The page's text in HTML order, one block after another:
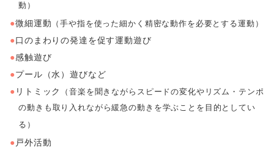
動）
微細運動 （手や指を使った細かく精密な動作を必要とする運動）
口のまわりの発達を促す運動遊び
感触遊び
プール（水）遊びなど
リトミック
（音楽を聞きながらスピードの変化やリズム・テンポ
の動きも取り入れながら緩急の動きを学ぶことを目的としてい
る）
戸外活動